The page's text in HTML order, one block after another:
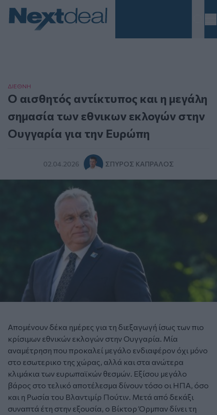
ΔΙΕΘΝΗ
Ο αισθητός αντίκτυπος και η μεγάλη
σημασία των εθνικων εκλογών στην
Ουγγαρία για την Ευρώπη
02.04.2026 ΣΠΎΡΟΣ ΚΑΠΡΆΛΟΣ
Απομένουν δέκα ημέρες για τη διεξαγωγή ίσως των πιο
κρίσιμων εθνικών εκλογών στην Ουγγαρία. Μία
αναμέτρηση που προκαλεί μεγάλο ενδιαφέρον όχι μόνο
στο εσωτερικο της χώρας, αλλά και στα ανώτερα
κλιμάκια των ευρωπαϊκών θεσμών. Εξίσου μεγάλο
βάρος στο τελικό αποτέλεσμα δίνουν τόσο οι ΗΠΑ, όσο
και η Ρωσία του Βλαντιμίρ Πούτιν. Μετά από δεκάξι
συναπτά έτη στην εξουσία, ο Βίκτορ Όρμπαν δίνει τη